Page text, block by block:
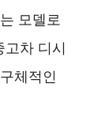
모델로
차 디시
체적인